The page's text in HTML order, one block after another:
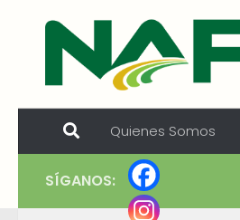
Skip to content
Quienes Somos
SÍGANOS: